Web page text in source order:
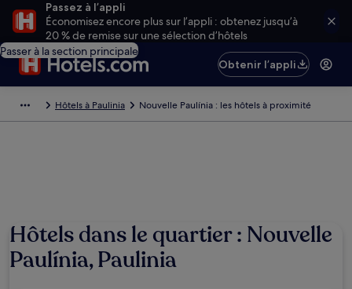
Passez à l’appli
Économisez encore plus sur l’appli : obtenez jusqu’à
20 % de remise sur une sélection d’hôtels
Passer à la section principale
Obtenir l’appli
Hôtels à Paulinia Nouvelle Paulínia : les hôtels à proximité
Hôtels dans le quartier : Nouvelle
Paulínia, Paulinia